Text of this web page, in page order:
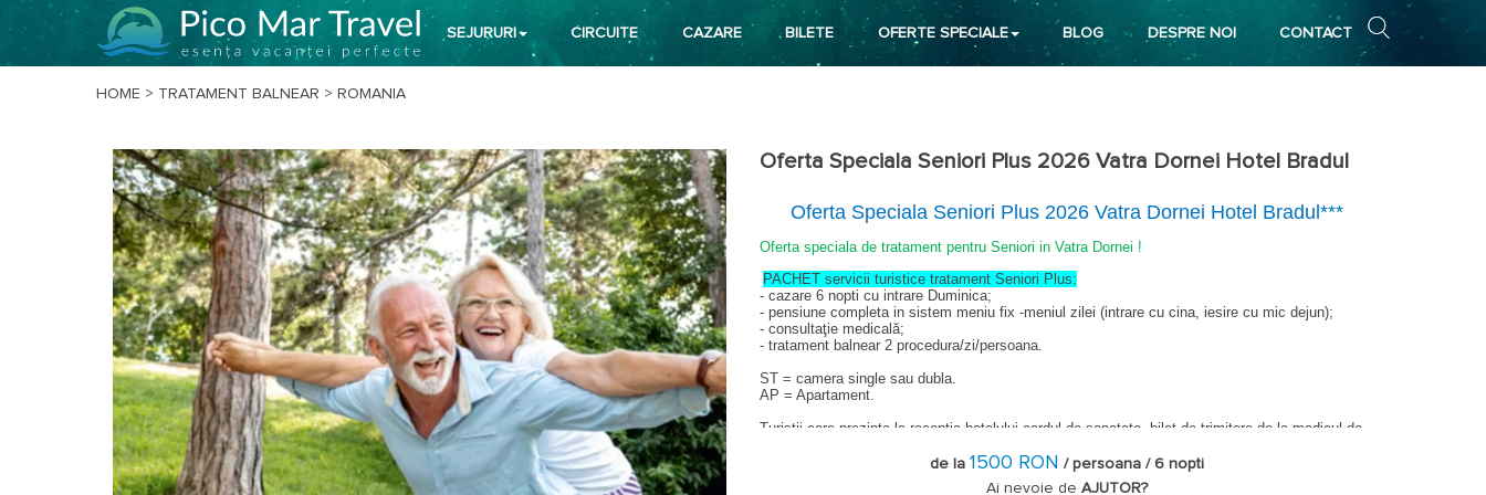
SEJURURI CIRCUITE CAZARE BILETE OFERTE SPECIALE BLOG DESPRE NOI CONTACT
HOME > TRATAMENT BALNEAR > ROMANIA
Oferta Speciala Seniori Plus 2026 Vatra Dornei Hotel Bradul
Oferta Speciala Seniori Plus 2026 Vatra Dornei Hotel Bradul***
Oferta speciala de tratament pentru Seniori in Vatra Dornei !
PACHET servicii turistice tratament Seniori Plus:
- cazare 6 nopti cu intrare Duminica;
- pensiune completa in sistem meniu fix -meniul zilei (intrare cu cina, iesire cu mic dejun);
- consultaţie medicală;
- tratament balnear 2 procedura/zi/persoana.
ST = camera single sau dubla.
AP = Apartament.
Turistii care prezinta la receptia hotelului cardul de sanatate, bilet de trimitere de la medicul de
sanatate de 2 proceduri/zi suplimentare
din gama: magnetoterapie, laser, ultrasunet, ionizare,
unde scurte, curenti diadinamici, curenti interferentiali, curent Trabert, microunde, bai galvanice,
de la 1500 RON / persoana / 6 nopti
Ai nevoie de AJUTOR?